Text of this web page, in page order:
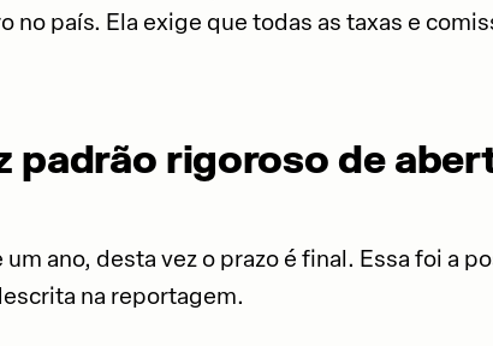
no país. Ela exige que todas as taxas e
padrão rigoroso de
ano, desta vez o prazo é final. Essa foi a
na reportagem.